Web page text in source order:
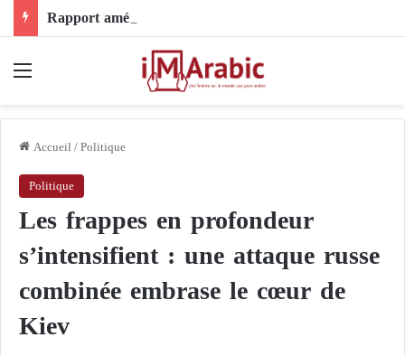
Accueil/Politique
Politique
Les frappes en profondeur
s’intensifient : une attaque russe
combinée embrase le cœur de
Kiev